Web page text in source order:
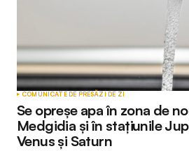
COMUNICATE DE PRESĂZI DE ZI
Se opreșe apa în zona de
Medgidia și în stațiunile
Venus și Saturn